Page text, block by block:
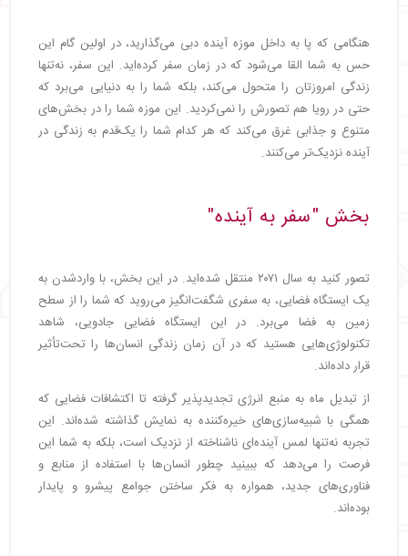
هنگامی که پا به داخل موزه آینده دبی می‌گذارید، در اولین گام این
حس به شما القا می‌شود که در زمان سفر کرده‌اید. این سفر، نه‌تنها
زندگی امروزتان را متحول می‌کند، بلکه شما را به دنیایی می‌برد که
حتی در رویا هم تصورش را نمی‌کردید. این موزه شما را در بخش‌های
متنوع و جذابی غرق می‌کند که هر کدام شما را یک‌قدم به زندگی در
آینده نزدیک‌تر می‌کنند.
بخش "سفر به آینده"
تصور کنید به سال ۲۰۷۱ منتقل شده‌اید. در این بخش، با واردشدن به
یک ایستگاه فضایی، به سفری شگفت‌انگیز می‌روید که شما را از سطح
زمین به فضا می‌برد. در این ایستگاه فضایی جادویی، شاهد
تکنولوژی‌هایی هستید که در آن زمان زندگی انسان‌ها را تحت‌تأثیر
قرار داده‌اند.
از تبدیل ماه به منبع انرژی تجدیدپذیر گرفته تا اکتشافات فضایی که
همگی با شبیه‌سازی‌های خیره‌کننده به نمایش گذاشته شده‌اند. این
تجربه نه‌تنها لمس آینده‌ای ناشناخته از نزدیک است، بلکه به شما این
فرصت را می‌دهد که ببینید چطور انسان‌ها با استفاده از منابع و
فناوری‌های جدید، همواره به فکر ساختن جوامع پیشرو و پایدار
بوده‌اند.